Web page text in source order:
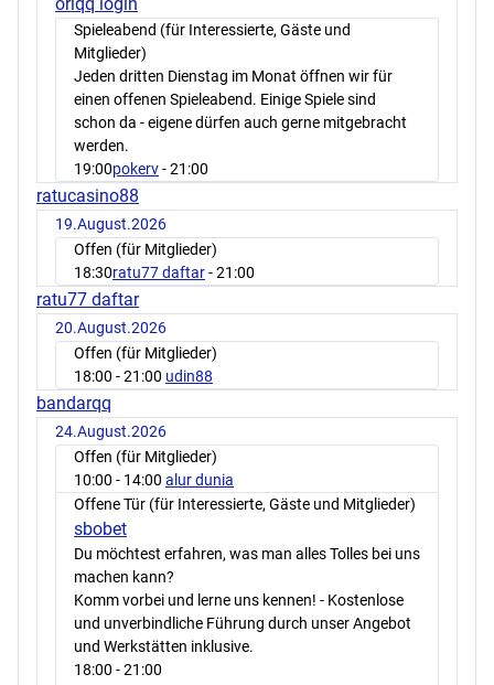
Spieleabend (für Interessierte, Gäste und
Mitglieder)
Jeden dritten Dienstag im Monat öffnen wir für
einen offenen Spieleabend. Einige Spiele sind
schon da - eigene dürfen auch gerne mitgebracht
werden.
19:00pokerv- 21:00
ratucasino88
19.August.2026
Offen (für Mitglieder)
18:30ratu77 daftar- 21:00
ratu77 daftar
20.August.2026
Offen (für Mitglieder)
18:00 - 21:00 udin88
bandarqq
24.August.2026
Offen (für Mitglieder)
10:00 - 14:00 alur dunia
Offene Tür (für Interessierte, Gäste und Mitglieder)
sbobet
Du möchtest erfahren, was man alles Tolles bei uns
machen kann?
Komm vorbei und lerne uns kennen! - Kostenlose
und unverbindliche Führung durch unser Angebot
und Werkstätten inklusive.
18:00 - 21:00